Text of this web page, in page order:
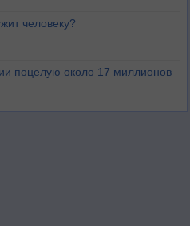
человеку?
поцелую около 17 миллионов